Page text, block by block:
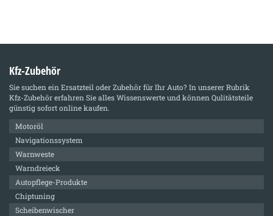
Kfz-Zubehör
Sie suchen ein Ersatzteil oder Zubehör für Ihr Auto? In unserer Rubrik
Kfz-Zubehörerfahren Sie alles Wissenswerte und können Qulitätsteile
günstig sofort online kaufen.
Motoröl
Navigationssystem
Warnweste
Warndreieck
Autopflege-Produkte
Chiptuning
Scheibenwischer